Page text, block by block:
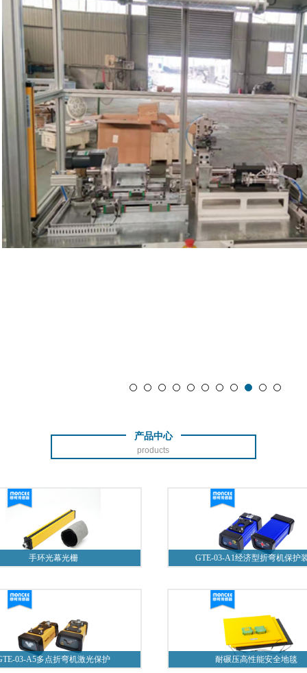
产品中心
products
手环光幕光栅 GTE-03-A1经济型折弯机保护
03-A5多点折弯机激光保护 耐碾压高性能安全地毯